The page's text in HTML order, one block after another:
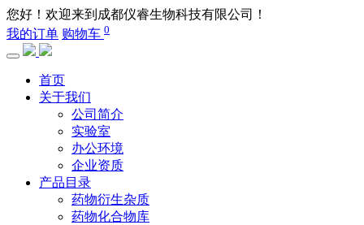
您好！欢迎来到成都仪睿生物科技有限公司！
我的订单 购物车 0
首页
关于我们
公司简介
实验室
办公环境
企业资质
产品目录
药物衍生杂质
药物化合物库